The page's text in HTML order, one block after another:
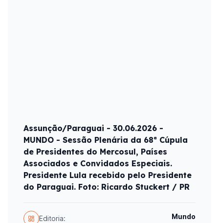
Assunção/Paraguai - 30.06.2026 -
MUNDO - Sessão Plenária da 68ª Cúpula
de Presidentes do Mercosul, Países
Associados e Convidados Especiais.
Presidente Lula recebido pelo Presidente
do Paraguai. Foto: Ricardo Stuckert / PR
Editoria: Mundo